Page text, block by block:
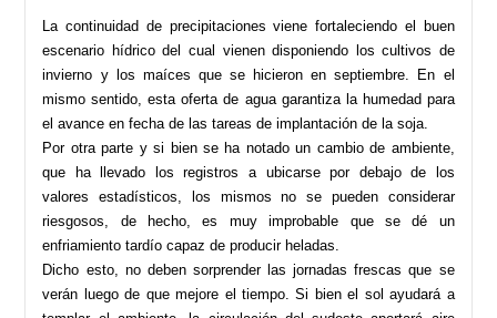
La continuidad de precipitaciones viene fortaleciendo el buen
escenario hídrico del cual vienen disponiendo los cultivos de
invierno y los maíces que se hicieron en septiembre. En el
mismo sentido, esta oferta de agua garantiza la humedad para
el avance en fecha de las tareas de implantación de la soja.
Por otra parte y si bien se ha notado un cambio de ambiente,
que ha llevado los registros a ubicarse por debajo de los
valores estadísticos, los mismos no se pueden considerar
riesgosos, de hecho, es muy improbable que se dé un
enfriamiento tardío capaz de producir heladas.
Dicho esto, no deben sorprender las jornadas frescas que se
verán luego de que mejore el tiempo. Si bien el sol ayudará a